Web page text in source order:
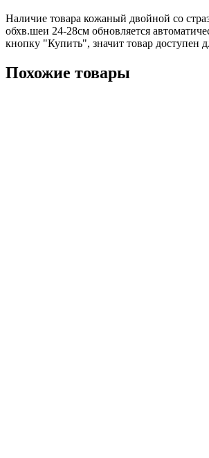
Наличие товара кожаный двойной со
обхв.шеи 24-28см обновляется
кнопку "Купить", значит товар доступен
Похожие товары